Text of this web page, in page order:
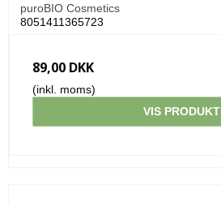
puroBIO Cosmetics
8051411365723
89,00 DKK
(inkl. moms)
VIS PRODUKT